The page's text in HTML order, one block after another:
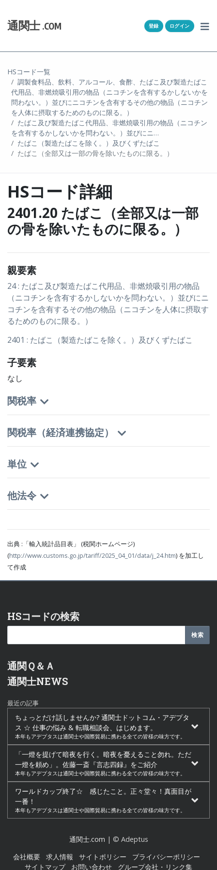
通関士 .COM 登録 ログイン
HSコード一覧
調製食料品、飲料、アルコール、食酢、たばこ及び製造たばこ
代用品、非燃焼吸引用の物品（ニコチンを含有するかしないかを
問わない。）並びにニコチンを含有するその他の物品（ニコチン
を人体に摂取するためのものに限る。）
たばこ及び製造たばこ代用品、非燃焼吸引用の物品（ニコチン
を含有するかしないかを問わない。）並びにニ…
たばこ（製造たばこを除く。）及びくずたばこ
たばこ（全部又は一部の骨を除いたものに限る。）
HSコード詳細
2401.20 たばこ（全部又は一部
の骨を除いたものに限る。）
親要素
24 : たばこ及び製造たばこ代用品、非燃焼吸引用の物品
（ニコチンを含有するかしないかを問わない。）並びにニ
コチンを含有するその他の物品（ニコチンを人体に摂取す
るためのものに限る。）
2401 : たばこ（製造たばこを除く。）及びくずたばこ
子要素
なし
関税率
関税率（経済連携協定）
単位
他法令
出典 :「輸入統計品目表」 (税関ホームページ)
(http://www.customs.go.jp/tariff/2025_04_01/data/j_24.htm) を加工し
て作成
HSコードの検索
通関Ｑ＆Ａ
通関士NEWS
最近の記事
ちょっとだけ話しませんか? 通関士ドットコム・アデプタ
ス ☆ 仕事の悩み & 転職相談会、はじめます。
本年もアデプタスは通関士や国際貿易に携わる全ての皆様の味方です。
「一燈を提げて暗夜を行く。暗夜を憂えること勿れ。ただ
一燈を頼め」。佐藤一斎『言志四録』をご紹介
本年もアデプタスは通関士や国際貿易に携わる全ての皆様の味方です。
ワールドカップ終了☆ 感じたこと。正々堂々！真面目が
一番！
本年もアデプタスは通関士や国際貿易に携わる全ての皆様の味方です。
通関士.com | © Adeptus
会社概要
求人情報 サイトポリシー
プライバシーポリシー
サイトマップ
お問い合わせ グループ会社・リンク集
通関Ｑ＆Ａ
通関士NEWS
HSコード
ログイン